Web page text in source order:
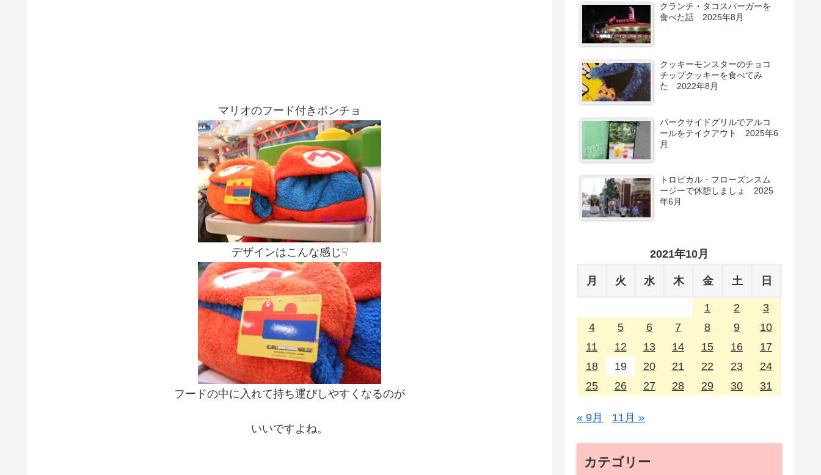
マリオのフード付きポンチョ
デザインはこんな感じ☟
フードの中に入れて持ち運びしやすくなるのが
いいですよね。
クランチ・タコスバーガーを
食べた話 2025年8月
クッキーモンスターのチョコ
チップクッキーを食べてみ
た 2022年8月
パークサイドグリルでアルコ
ールをテイクアウト 2025年6
月
トロピカル・フローズンスム
ージーで休憩しましょ 2025
年6月
2021年10月
月 火 水 木 金 土 日
1 2
3
4
5 6 7 8 9
10
11
12 13 14 15 16
17
18
19 20 21 22 23
24
25
26 27 28 29 30 31
« 9月 11月 »
カテゴリー